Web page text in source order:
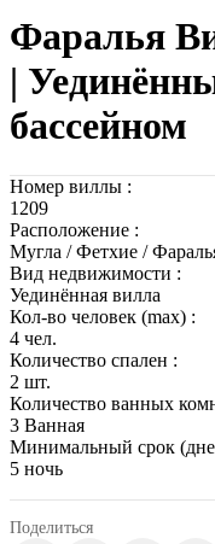
Фаралья
|
бассейном
Номер виллы :
1209
Расположение :
Мугла / Фетхие /
Вид недвижимости :
Уединённая вилла
Кол-во человек (max) :
4 чел.
Количество спален :
2 шт.
Количество ванных
3 Ванная
Минимальный срок
5 ночь
Поделиться